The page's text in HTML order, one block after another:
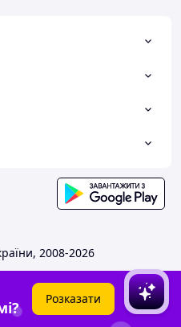
2008-2026
Розказати